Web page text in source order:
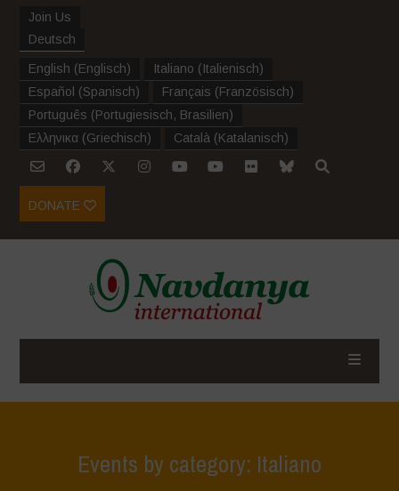
Join Us
Deutsch
English (Englisch) Italiano (Italienisch)
Español (Spanisch) Français (Französisch)
Português (Portugiesisch, Brasilien)
Ελληνικα (Griechisch) Català (Katalanisch)
DONATE
Events by category: Italiano